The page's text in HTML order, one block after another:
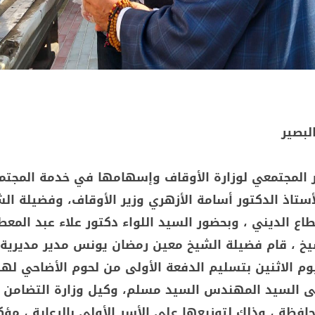
المجتمعي لوزارة الأوقاف وإسهامها في خدمة
الدكتور أسامة الأزهري وزير الأوقاف، وفضيلة
الديني ، وبحضور السيد اللواء دكتور علاء عبد
، قام فضيلة الشيخ معين رمضان يونس مدير
الاثنين بتسليم الدفعة الأولى من لحوم الأضاحي
طن إلى السيد المهندس السيد مسلم، وكيل وزارة التضامن